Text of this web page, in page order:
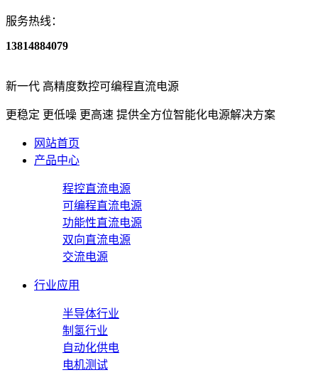
服务热线：
13814884079
新一代 高精度数控可编程直流电源
更稳定 更低噪 更高速 提供全方位智能化电源解决方案
网站首页
产品中心
程控直流电源
可编程直流电源
功能性直流电源
双向直流电源
交流电源
行业应用
半导体行业
制氢行业
自动化供电
电机测试